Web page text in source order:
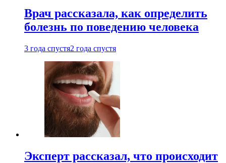
Врач рассказала, как определить
болезнь по поведению человека
3 года спустя2 года спустя
Эксперт рассказал, что происходит